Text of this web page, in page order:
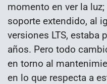
momento en ver la
soporte extendido, al
versiones LTS, estaba
años. Pero todo
en torno al
en lo que respecta a